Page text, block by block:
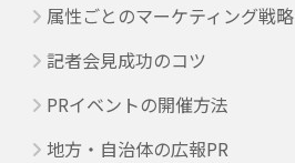
属性ごとのマーケティング戦略
記者会見成功のコツ
PRイベントの開催方法
地方・自治体の広報PR